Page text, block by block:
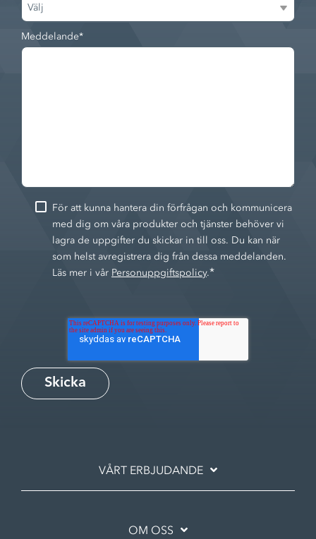
Meddelande*
För att kunna hantera din förfrågan och kommunicera
med dig om våra produkter och tjänster behöver vi
lagra de uppgifter du skickar in till oss. Du kan när
som helst avregistrera dig från dessa meddelanden.
Läs mer i vår Personuppgiftspolicy.*
VÅRT ERBJUDANDE
OM OSS